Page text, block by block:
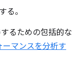
る。
るための包括的な
ーマンスを分析す